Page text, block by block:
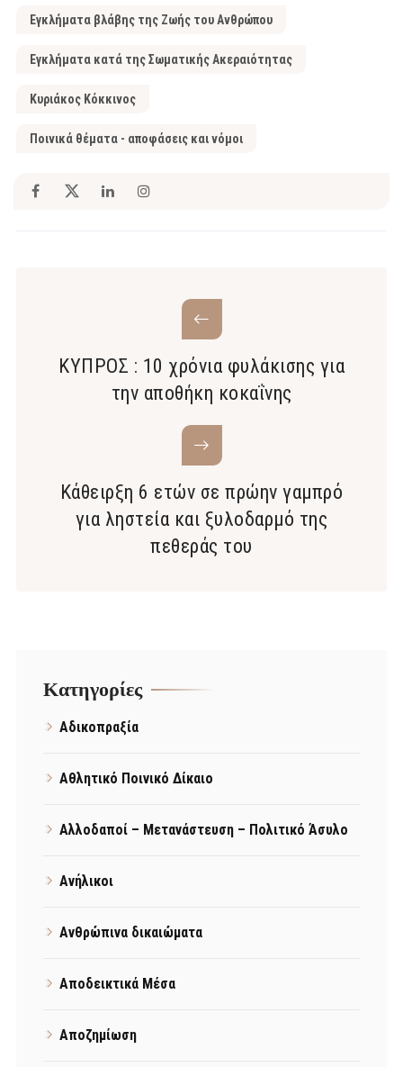
Εγκλήματα βλάβης της Ζωής του Ανθρώπου
Εγκλήματα κατά της Σωματικής Ακεραιότητας
Κυριάκος Κόκκινος
Ποινικά θέματα - αποφάσεις και νόμοι
ΚΥΠΡΟΣ : 10 χρόνια φυλάκισης για
την αποθήκη κοκαΐνης
Κάθειρξη 6 ετών σε πρώην γαμπρό
για ληστεία και ξυλοδαρμό της
πεθεράς του
Kατηγορίες
Αδικοπραξία
Αθλητικό Ποινικό Δίκαιο
Αλλοδαποί – Μετανάστευση – Πολιτικό Άσυλο
Ανήλικοι
Ανθρώπινα δικαιώματα
Αποδεικτικά Μέσα
Αποζημίωση